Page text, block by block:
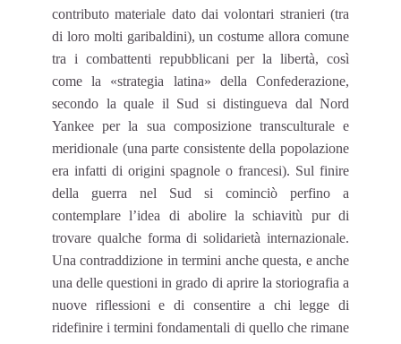
contributo materiale dato dai volontari stranieri (tra
di loro molti garibaldini), un costume allora comune
tra i combattenti repubblicani per la libertà, così
come la «strategia latina» della Confederazione,
secondo la quale il Sud si distingueva dal Nord
Yankee per la sua composizione transculturale e
meridionale (una parte consistente della popolazione
era infatti di origini spagnole o francesi). Sul finire
della guerra nel Sud si cominciò perfino a
contemplare l’idea di abolire la schiavitù pur di
trovare qualche forma di solidarietà internazionale.
Una contraddizione in termini anche questa, e anche
una delle questioni in grado di aprire la storiografia a
nuove riflessioni e di consentire a chi legge di
ridefinire i termini fondamentali di quello che rimane